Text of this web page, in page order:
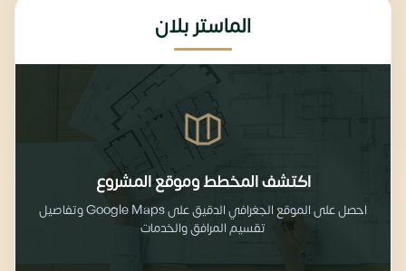
الماستر بلان
اكتشف المخطط وموقع المشروع
احصل على الموقع الجغرافي الدقيق على Google Maps وتفاصيل
تقسيم المرافق والخدمات